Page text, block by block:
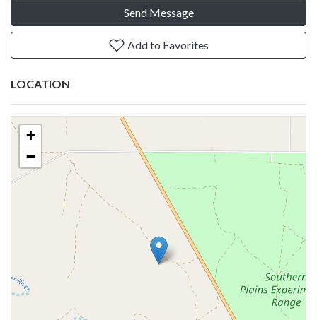
Send Message
Add to Favorites
LOCATION
+
−